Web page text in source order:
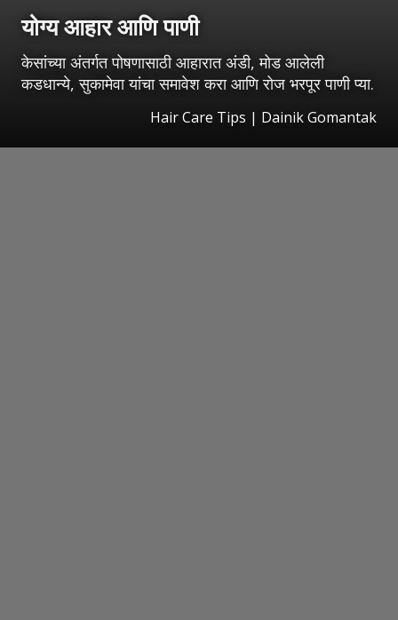
योग्य आहार आणि पाणी
केसांच्या अंतर्गत पोषणासाठी आहारात अंडी, मोड आलेली
कडधान्ये, सुकामेवा यांचा समावेश करा आणि रोज भरपूर पाणी प्या.
Hair Care Tips | Dainik Gomantak